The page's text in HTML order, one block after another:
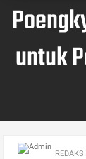
untuk
REDAKSI